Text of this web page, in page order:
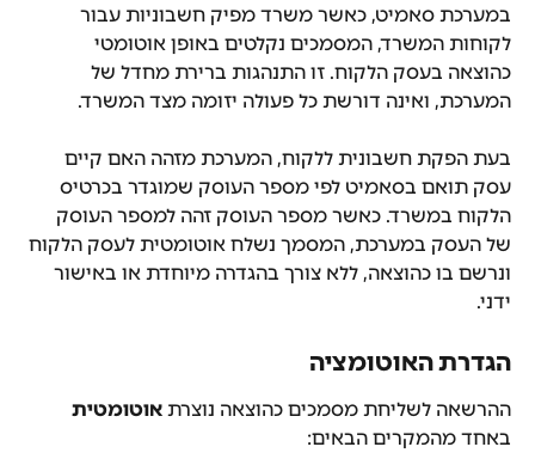
במערכת סאמיט, כאשר משרד מפיק חשבוניות עבור
לקוחות המשרד, המסמכים נקלטים באופן אוטומטי
כהוצאה בעסק הלקוח. זו התנהגות ברירת מחדל של
המערכת, ואינה דורשת כל פעולה יזומה מצד המשרד.
בעת הפקת חשבונית ללקוח, המערכת מזהה האם קיים
עסק תואם בסאמיט לפי מספר העוסק שמוגדר בכרטיס
הלקוח במשרד. כאשר מספר העוסק זהה למספר העוסק
של העסק במערכת, המסמך נשלח אוטומטית לעסק הלקוח
ונרשם בו כהוצאה, ללא צורך בהגדרה מיוחדת או באישור
ידני.
הגדרת האוטומציה
ההרשאה לשליחת מסמכים כהוצאה נוצרת אוטומטית
באחד מהמקרים הבאים: